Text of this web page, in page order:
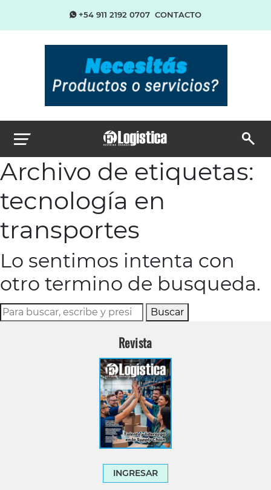
+54 911 2192 0707 CONTACTO
Archivo de etiquetas:
tecnología en
transportes
Lo sentimos intenta con
otro termino de busqueda.
Buscar
Revista
INGRESAR